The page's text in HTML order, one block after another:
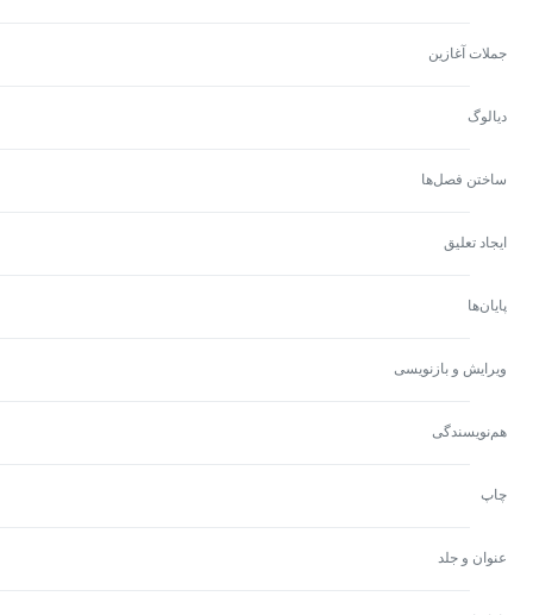
جملات آغازین
دیالوگ
ساختن فصل‌ها
ایجاد تعلیق
پایان‌ها
ویرایش و بازنویسی
هم‌نویسندگی
چاپ
عنوان و جلد